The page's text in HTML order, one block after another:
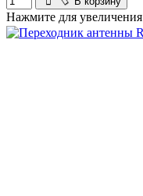
Нажмите для увеличения